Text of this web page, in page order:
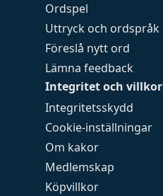
Ordspel
Uttryck och ordspråk
Föreslå nytt ord
Lämna feedback
Integritet och villkor
Integritetsskydd
Cookie-inställningar
Om kakor
Medlemskap
Köpvillkor